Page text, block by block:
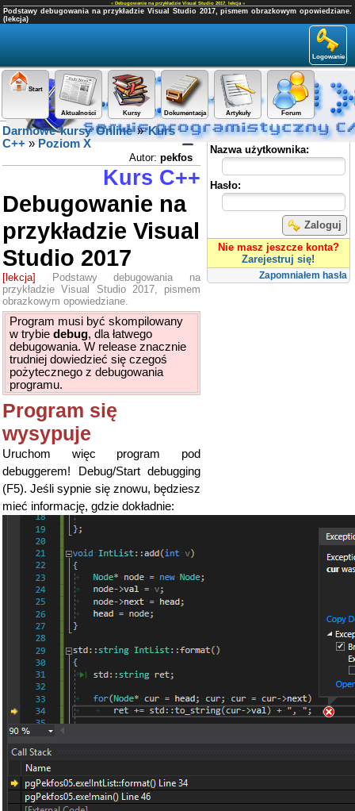
« Debugowanie na przykładzie Visual Studio 2017, lekcja»
Podstawy debugowania na przykładzie Visual Studio 2017, pismem obrazkowym opowiedziane.
(lekcja)
Logowanie
Start
Aktualności Kursy Dokumentacja Artykuły Forum
Panel użytkownika
Nazwa użytkownika:
Hasło:
Zaloguj
Nie masz jeszcze konta?
Zarejestruj się!
Zapomniałem hasła
Darmowe kursy Online»Kurs
C++ » Poziom X
Autor: pekfos
Kurs C++
Debugowanie na
przykładzie Visual
Studio 2017
[lekcja]
Podstawy debugowania na
przykładzie Visual Studio 2017, pismem
obrazkowym opowiedziane.
Program musi być skompilowany
w trybie debug, dla łatwego
debugowania. W release znacznie
trudniej dowiedzieć się czegoś
pożytecznego z debugowania
programu.
Program się
wysypuje
Uruchom więc program pod
debuggerem! Debug/Start debugging
(F5). Jeśli sypnie się znowu, będziesz
mieć informację, gdzie dokładnie: